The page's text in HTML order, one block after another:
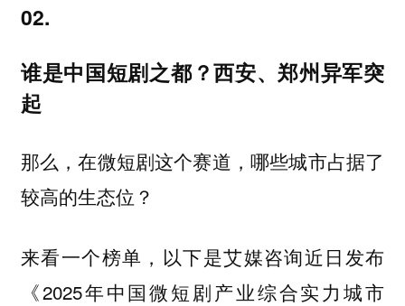
02.
谁是中国短剧之都？西安、郑州异军突
起
那么，在微短剧这个赛道，哪些城市占据了
较高的生态位？
来看一个榜单，以下是艾媒咨询近日发布
《2025年中国微短剧产业综合实力城市